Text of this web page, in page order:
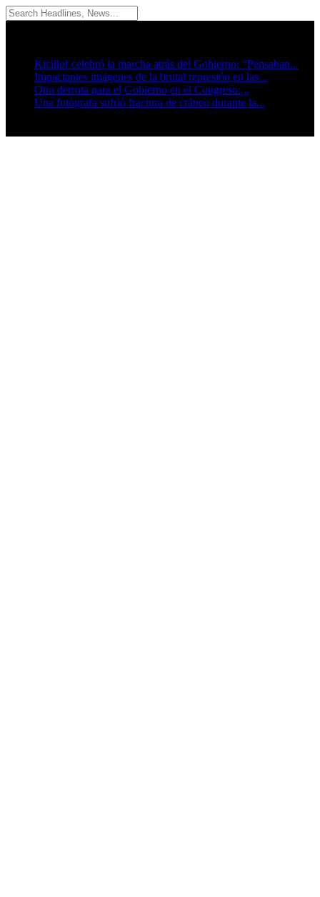
Kicillof celebró la marcha atrás del Gobierno: “Pensaban...
Impactantes imágenes de la brutal represión en las...
Otra derrota para el Gobierno en el Congreso:...
Una fotógrafa sufrió fractura de cráneo durante la...